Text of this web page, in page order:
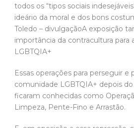
todos os “tipos sociais
ideário da moral e dos bons
Toledo – divulgaçãoA exposição
importância da contracultura para
LGBTQIA+
Essas operações para perseguir e
comunidade LGBTQIA+ depois
ficaram conhecidas como
Limpeza, Pente-Fino e Arrastão.